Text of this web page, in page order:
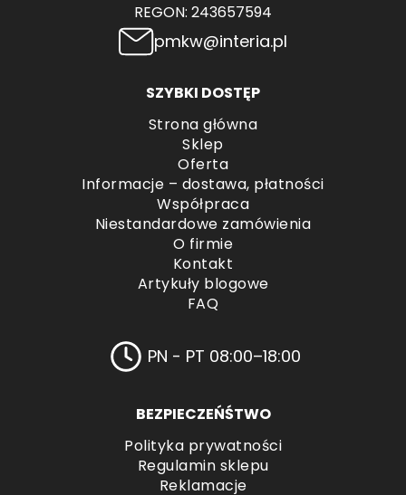
REGON: 243657594
pmkw@interia.pl
SZYBKI DOSTĘP
Strona główna
Sklep
Oferta
Informacje – dostawa, płatności
Współpraca
Niestandardowe zamówienia
O firmie
Kontakt
Artykuły blogowe
FAQ
PN - PT 08:00–18:00
BEZPIECZEŃŚTWO
Polityka prywatności
Regulamin sklepu
Reklamacje